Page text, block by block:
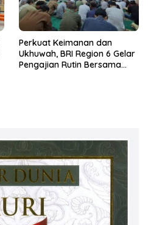
Perkuat Keimanan dan
Ukhuwah, BRI Region 6 Gelar
Pengajian Rutin Bersama